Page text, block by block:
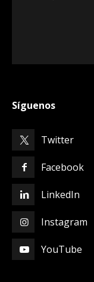
Síguenos
Twitter
Facebook
LinkedIn
Instagram
YouTube